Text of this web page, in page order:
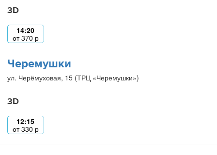
3D
14:20
от370 р
Черемушки
ул. Черёмуховая, 15 (ТРЦ «Черемушки»)
3D
12:15
от330 р